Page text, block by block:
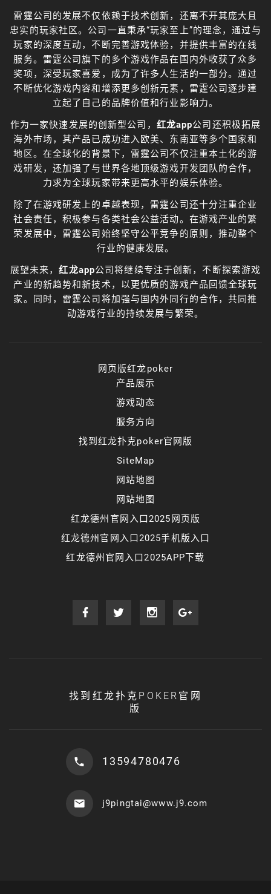
雷霆公司的发展不仅依赖于技术创新，还离不开其庞大且
忠实的玩家社区。公司一直秉承“玩家至上”的理念，通过与
玩家的深度互动，不断完善游戏体验，并提供丰富的在线
服务。雷霆公司旗下的多个游戏作品在国内外收获了众多
奖项，深受玩家喜爱，成为了许多人生活的一部分。通过
不断优化游戏内容和增添更多创新元素，雷霆公司逐步建
立起了自己的品牌价值和行业影响力。
作为一家快速发展的创新型公司， 红龙app公司还积极拓展
海外市场，其产品已成功进入欧美、东南亚等多个国家和
地区。在全球化的背景下，雷霆公司不仅注重本土化的游
戏研发，还加强了与世界各地顶级游戏开发团队的合作，
力求为全球玩家带来更高水平的娱乐体验。
除了在游戏研发上的卓越表现，雷霆公司还十分注重企业
社会责任，积极参与各类社会公益活动。在游戏产业的繁
荣发展中，雷霆公司始终坚守公平竞争的原则，推动整个
行业的健康发展。
展望未来，红龙app公司将继续专注于创新，不断探索游戏
产业的新趋势和新技术，以更优质的游戏产品回馈全球玩
家。同时，雷霆公司将加强与国内外同行的合作，共同推
动游戏行业的持续发展与繁荣。
网页版红龙poker
产品展示
游戏动态
服务方向
找到红龙扑克poker官网版
SiteMap
网站地图
网站地图
红龙德州官网入口2025网页版
红龙德州官网入口2025手机版入口
红龙德州官网入口2025APP下载
找到红龙扑克POKER官网
版
13594780476
j9pingtai@www.j9.com